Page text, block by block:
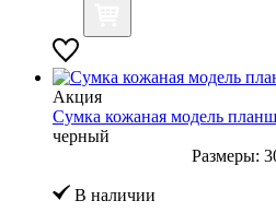
Акция
Сумка кожаная модель
черный
Размеры:
В наличии